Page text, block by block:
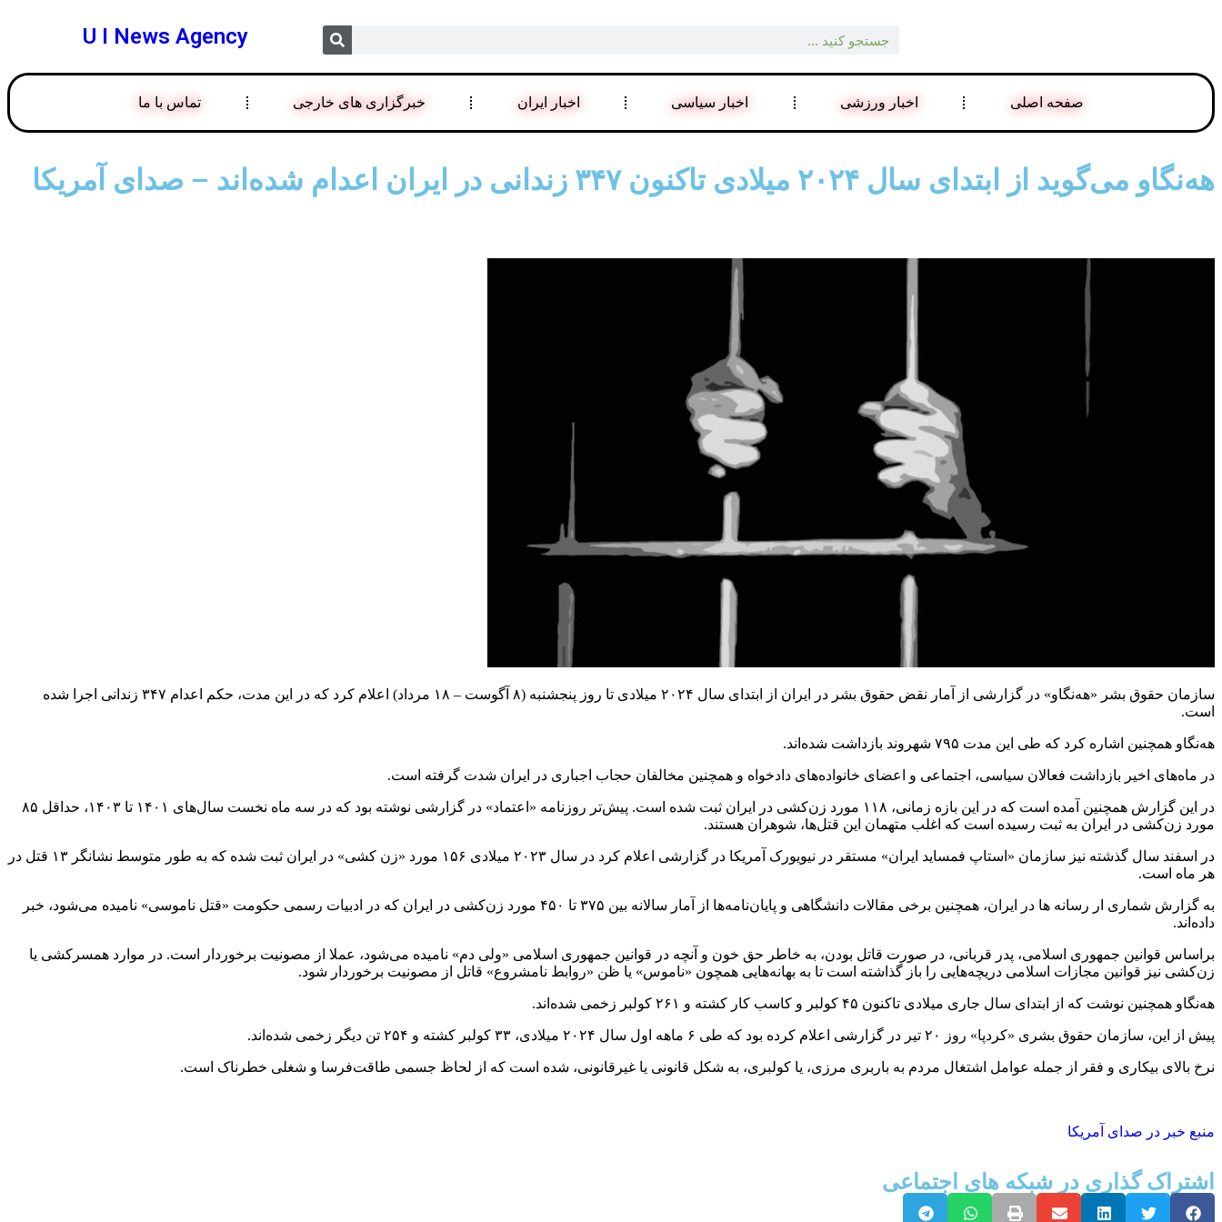
U I News Agency
صفحه اصلی اخبار ورزشی اخبار سیاسی اخبار ایران خبرگزاری های خارجی تماس با ما
هه‌نگاو می‌گوید از ابتدای سال ۲۰۲۴ میلادی تاکنون ۳۴۷ زندانی در ایران اعدام شده‌اند – صدای آمریکا
سازمان حقوق بشر «هه‌نگاو» در گزارشی از آمار نقض حقوق بشر در ایران از ابتدای سال ۲۰۲۴ میلادی تا روز پنجشنبه (۸ آگوست – ۱۸ مرداد) اعلام کرد که در این مدت، حکم اعدام ۳۴۷ زندانی اجرا شده
است.
هه‌نگاو همچنین اشاره کرد که طی این مدت ۷۹۵ شهروند بازداشت شده‌اند.
در ماه‌های اخیر بازداشت فعالان سیاسی، اجتماعی و اعضای خانواده‌های دادخواه و همچنین مخالفان حجاب اجباری در ایران شدت گرفته است.
در این گزارش همچنین آمده است که در این بازه زمانی، ۱۱۸ مورد زن‌کشی در ایران ثبت شده است. پیش‌تر روزنامه «اعتماد» در گزارشی نوشته بود که در سه ماه نخست سال‌های ۱۴۰۱ تا ۱۴۰۳، حداقل ۸۵
مورد زن‌کشی در ایران به ثبت رسیده است که اغلب متهمان این قتل‌ها، شوهران هستند.
در اسفند سال گذشته نیز سازمان «استاپ فمساید ایران» مستقر در نیویورک آمریکا در گزارشی اعلام کرد در سال ۲۰۲۳ میلادی ۱۵۶ مورد «زن کشی» در ایران ثبت شده که به طور متوسط نشانگر ۱۳ قتل در
هر ماه است.
به گزارش شماری ار رسانه ها در ایران، همچنین برخی مقالات دانشگاهی و پایان‌نامه‌ها از آمار سالانه بین ۳۷۵ تا ۴۵۰ مورد زن‌کشی در ایران که در ادبیات رسمی حکومت «قتل ناموسی» نامیده می‌شود، خبر
داده‌اند.
براساس قوانین جمهوری اسلامی، پدر قربانی، در صورت قاتل بودن، به خاطر حق خون و آنچه در قوانین جمهوری اسلامی «ولی دم» نامیده می‌شود،‌ عملا از مصونیت برخوردار است. در موارد همسرکشی یا
زن‌کشی نیز قوانین مجازات اسلامی دریچه‌هایی را باز گذاشته است تا به بهانه‌هایی همچون «ناموس» یا ظن «روابط نامشروع» قاتل از مصونیت برخوردار شود.
هه‌نگاو همچنین نوشت که از ابتدای سال جاری میلادی تاکنون ۴۵ کولبر و کاسب کار کشته و ۲۶۱ کولبر زخمی شده‌اند.
پیش از این، سازمان حقوق بشری «کردپا» روز ۲۰ تیر در گزارشی اعلام کرده بود که طی ۶ ماهه اول سال ۲۰۲۴ میلادی، ۳۳ کولبر کشته و ۲۵۴ تن دیگر زخمی شده‌اند.
نرخ بالای بیکاری و فقر از جمله عوامل اشتغال مردم به باربری مرزی، یا کولبری، به شکل قانونی یا غیرقانونی، شده است که از لحاظ جسمی طاقت‌فرسا و شغلی خطرناک است.
منبع خبر در صدای آمریکا
اشتراک گذاری در شبکه های اجتماعی